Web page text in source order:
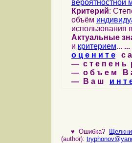
вероятностной
Критерий:
объём
использования
Актуальные
и критерием... ...
о ц е н и т е с
— с т е п е н ь
— о б ъ е м В
— В а ш и н т
♥ Ошибка?
(author):